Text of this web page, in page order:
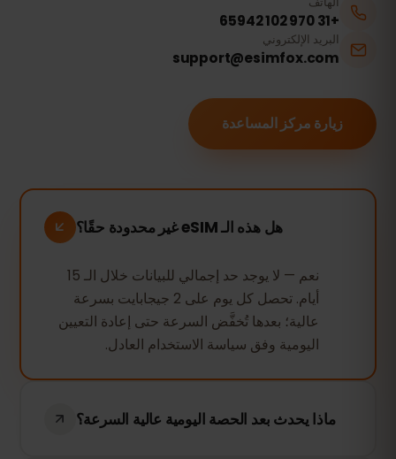
+31 970 102 65942
البريد الإلكتروني
support@esimfox.com
زيارة مركز المساعدة
هل هذه الـ eSIM غير محدودة حقًا؟
نعم — لا يوجد حد إجمالي للبيانات خلال الـ 15
أيام. تحصل كل يوم على 2 جيجابايت بسرعة
عالية؛ بعدها تُخفَّض السرعة حتى إعادة التعيين
اليومية وفق سياسة الاستخدام العادل.
ماذا يحدث بعد الحصة اليومية عالية السرعة؟